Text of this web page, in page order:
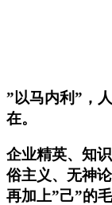
”以马内利”，
在。
企业精英、知
俗主义、无神
再加上”己”的